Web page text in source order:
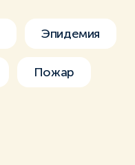
Эпидемия
Пожар